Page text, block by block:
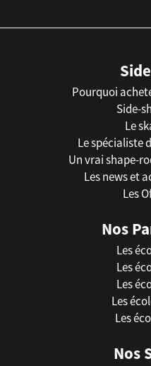
Pourquoi
Side-
Le
Le spécialiste
Un vrai shape-
Les news et
Les
Nos
Les
Les
Les
Les
Les
Nos